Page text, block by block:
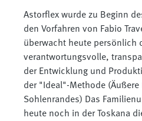
Astorflex wurde zu Beginn
den Vorfahren von Fabio
überwacht heute persönlich
verantwortungsvolle,
der Entwicklung und
der "Ideal"-Methode (Äußere
Sohlenrandes) Das
heute noch in der Toskana